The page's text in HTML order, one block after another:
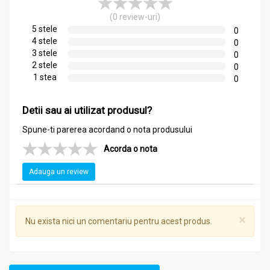
măceșe (Rosa canina)
coajă de lămâie
frunze de senna
hibiscus
arome naturale(compuși aromatici din uleiuri esențiale)
Acțiuni și Recomandări:
abdominală
(0 review-uri)
5 stele
0
4 stele
0
3 stele
0
2 stele
0
1 stea
0
Detii sau ai utilizat produsul?
Spune-ti parerea acordand o nota produsului
Acorda o nota
Adauga un review
×
Nu exista nici un comentariu pentru acest produs.